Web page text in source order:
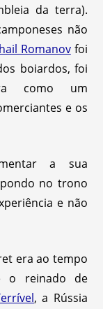
da terra).
não
Romanovfoi
boiardos, foi
como um
e os
a sua
no trono
e não
era ao tempo
o reinado de
, a Rússia